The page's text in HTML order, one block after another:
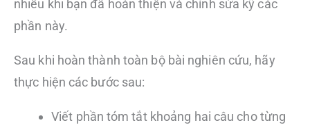
nhiều khi bạn đã hoàn thiện và chỉnh sửa kỹ các
phần này.
Sau khi hoàn thành toàn bộ bài nghiên cứu, hãy
thực hiện các bước sau:
Viết phần tóm tắt khoảng hai câu cho từng